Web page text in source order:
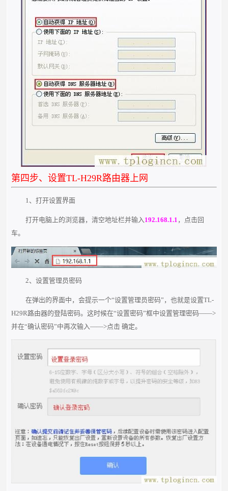
第四步、设置TL-H29R路由器上网
1、打开设置界面
打开电脑上的浏览器，清空地址栏并输入 192.168.1.1 ，点击回
车。
2、设置管理员密码
在弹出的界面中，会提示一个“设置管理员密码”，也就是设置TL-
H29R路由器的登陆密码。这时候在“设置密码”框中设置管理密码——>
并在“确认密码”中再次输入——>点击 确定。